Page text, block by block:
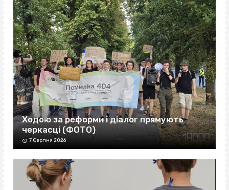
Ходою за реформи і діалог прямують
черкасці (ФОТО)
7 Серпня 2026